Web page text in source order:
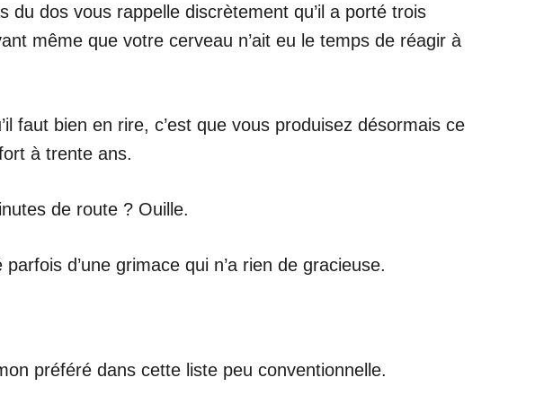
dos vous rappelle discrètement qu’il a porté trois
même que votre cerveau n’ait eu le temps de réagir à
faut bien en rire, c’est que vous produisez désormais ce
à trente ans.
de route ? Ouille.
d’une grimace qui n’a rien de gracieuse.
préféré dans cette liste peu conventionnelle.